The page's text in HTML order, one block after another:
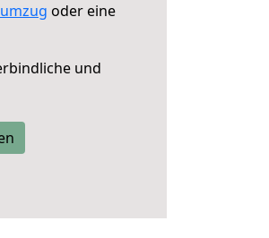
oder eine
und